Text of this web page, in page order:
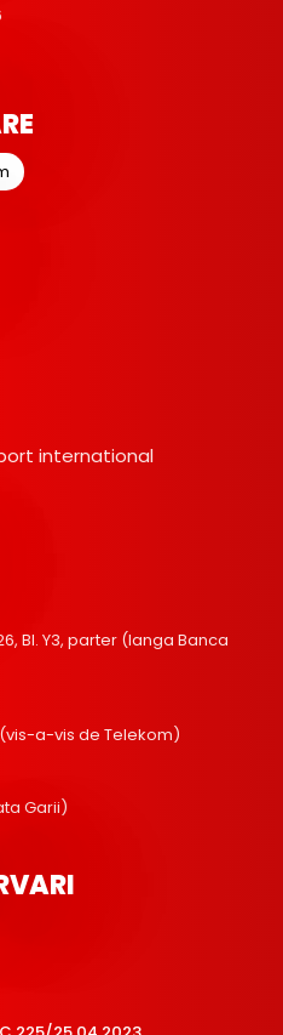
international
Bl. Y3, parter (langa Banca
a-vis de Telekom)
Garii)